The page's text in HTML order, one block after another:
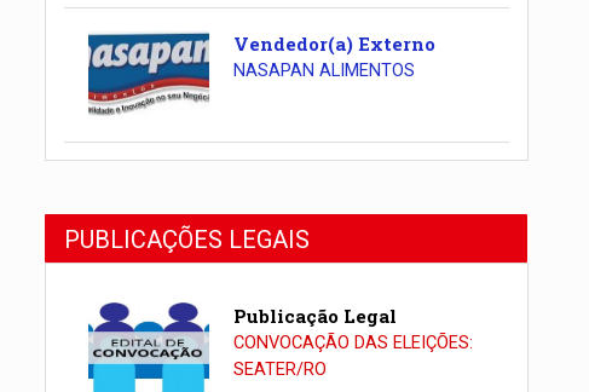
Vendedor(a) Externo
NASAPAN ALIMENTOS
PUBLICAÇÕES LEGAIS
Publicação Legal
CONVOCAÇÃO DAS ELEIÇÕES:
SEATER/RO